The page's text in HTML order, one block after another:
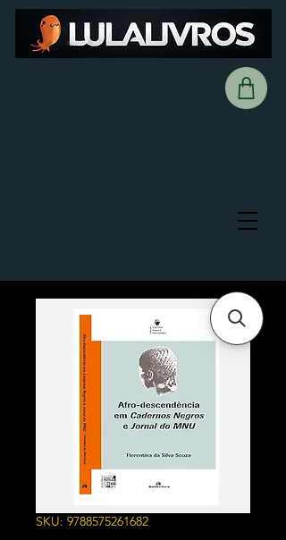
SKU: 9788575261682